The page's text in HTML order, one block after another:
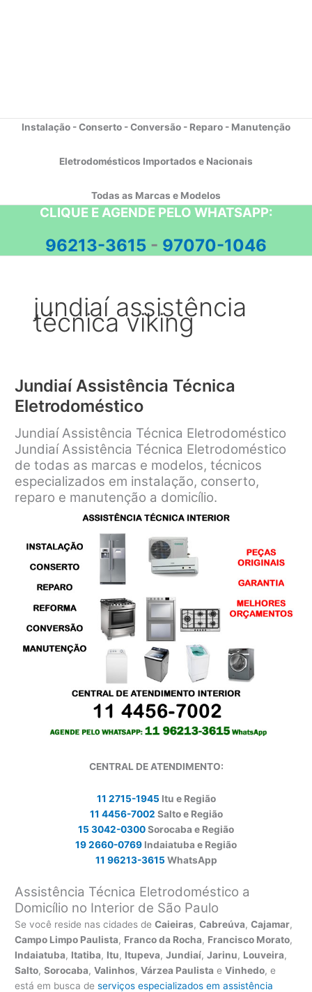
Instalação - Conserto - Conversão - Reparo - Manutenção
Eletrodomésticos Importados e Nacionais
Todas as Marcas e Modelos
CLIQUE E AGENDE PELO WHATSAPP:
96213-3615 - 97070-1046
jundiaí assistência
técnica viking
Jundiaí Assistência Técnica
Eletrodoméstico
Jundiaí Assistência Técnica Eletrodoméstico
Jundiaí Assistência Técnica Eletrodoméstico
de todas as marcas e modelos, técnicos
especializados em instalação, conserto,
reparo e manutenção a domicílio.
CENTRAL DE ATENDIMENTO:
11 2715-1945 Itu e Região
11 4456-7002 Salto e Região
15 3042-0300Sorocaba e Região
19 2660-0769 Indaiatuba e Região
11 96213-3615 WhatsApp
Assistência Técnica Eletrodoméstico a
Domicílio no Interior de São Paulo
Se você reside nas cidades deCaieiras,Cabreúva,Cajamar,
Campo Limpo Paulista, Franco da Rocha, Francisco Morato,
Indaiatuba, Itatiba, Itu, Itupeva,Jundiaí,Jarinu, Louveira,
Salto,Sorocaba,Valinhos,Várzea Paulista eVinhedo, e
está em busca deserviços especializados em assistência